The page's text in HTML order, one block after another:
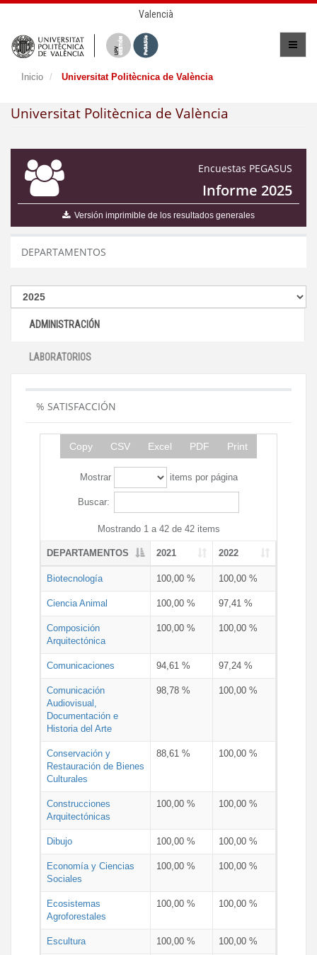
Valencià
Inicio Universitat Politècnica de València
Universitat Politècnica de València
Encuestas PEGASUS
Informe 2025
Versión imprimible de los resultados generales
DEPARTAMENTOS
ADMINISTRACIÓN
LABORATORIOS
% SATISFACCIÓN
Copy CSV Excel PDF Print
Mostrar items por página
Buscar:
Mostrando 1 a 42 de 42 items
DEPARTAMENTOS 2021 2022
Biotecnología 100,00 % 100,00 %
Ciencia Animal 100,00 % 97,41 %
Composición
Arquitectónica
100,00 % 100,00 %
Comunicaciones 94,61 % 97,24 %
Comunicación
Audiovisual,
Documentación e
Historia del Arte
98,78 % 100,00 %
Conservación y
Restauración de Bienes
Culturales
88,61 % 100,00 %
Construcciones
Arquitectónicas
100,00 % 100,00 %
Dibujo 100,00 % 100,00 %
Economía y Ciencias
Sociales
100,00 % 100,00 %
Ecosistemas
Agroforestales
100,00 % 100,00 %
Escultura 100,00 % 100,00 %